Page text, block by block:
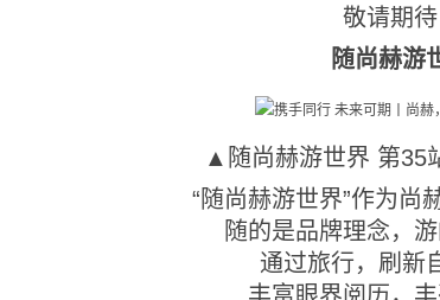
敬请期待
随尚赫游
▲随尚赫游世界 第
“随尚赫游世界”作为尚
随的是品牌理念，
通过旅行，刷新